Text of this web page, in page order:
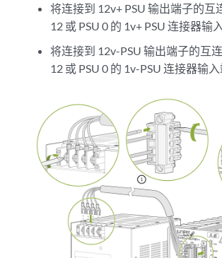
将连接到 12v+ PSU 输出端子的互
12 或 PSU 0 的 1v+ PSU 连接器输入
将连接到 12v-PSU 输出端子的互
12 或 PSU 0 的 1v-PSU 连接器输入